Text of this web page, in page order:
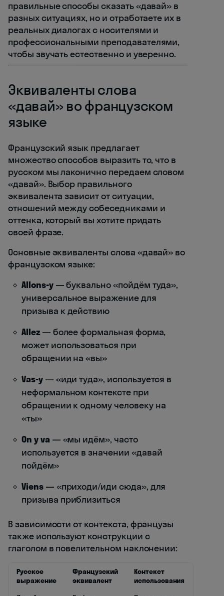
правильные способы сказать «давай» в
разных ситуациях, но и отработаете их в
реальных диалогах с носителями и
профессиональными преподавателями,
чтобы звучать естественно и уверенно.
Эквиваленты слова
«давай» во французском
языке
Французский язык предлагает
множество способов выразить то, что в
русском мы лаконично передаем словом
«давай». Выбор правильного
эквивалента зависит от ситуации,
отношений между собеседниками и
оттенка, который вы хотите придать
своей фразе.
Основные эквиваленты слова «давай» во
французском языке:
Allons-y— буквально «пойдём туда»,
универсальное выражение для
призыва к действию
Allez— более формальная форма,
может использоваться при
обращении на «вы»
Vas-y— «иди туда», используется в
неформальном контексте при
обращении к одному человеку на
«ты»
On y va — «мы идём», часто
используется в значении «давай
пойдём»
Viens— «приходи/иди сюда», для
призыва приблизиться
В зависимости от контекста, французы
также используют конструкции с
глаголом в повелительном наклонении:
Русское
выражение
Французский
эквивалент
Контекст
использования